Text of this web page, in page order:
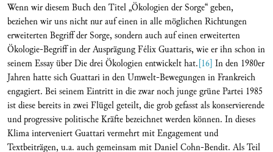
Wenn wir diesem Buch den Titel „Ökologien der Sorge“ geben,
beziehen wir uns nicht nur auf einen in alle möglichen Richtungen
erweiterten Begriff der Sorge, sondern auch auf einen erweiterten
Ökologie-Begriff in der Ausprägung Félix Guattaris, wie er ihn schon in
seinem Essay über Die drei Ökologien entwickelt hat.[16] In den 1980er
Jahren hatte sich Guattari in den Umwelt-Bewegungen in Frankreich
engagiert. Bei seinem Eintritt in die zwar noch junge grüne Partei 1985
ist diese bereits in zwei Flügel geteilt, die grob gefasst als konservierende
und progressive politische Kräfte bezeichnet werden können. In dieses
Klima interveniert Guattari vermehrt mit Engagement und
Textbeiträgen, u.a. auch gemeinsam mit Daniel Cohn-Bendit. Als Teil